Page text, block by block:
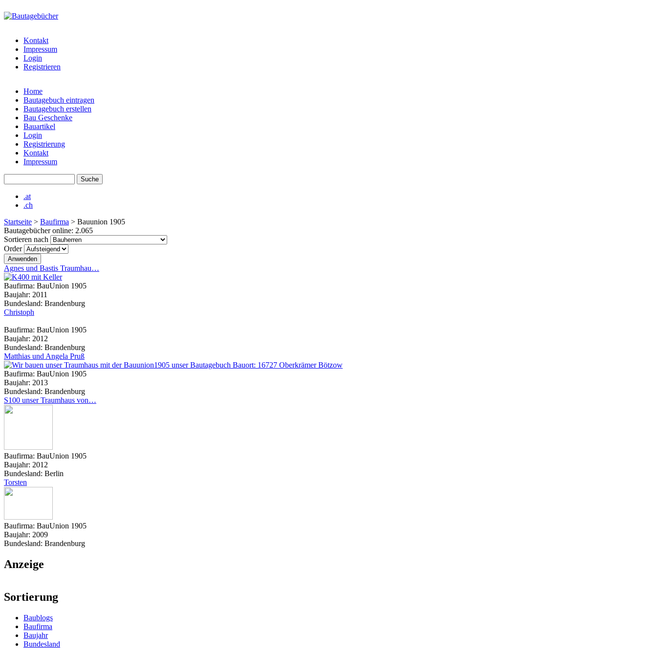
bautagebuch-
liste.de
Kontakt
Impressum
Login
Registrieren
Hauptmenü
Home
Bautagebuch eintragen
Bautagebuch erstellen
Bau Geschenke
Bauartikel
Login
Registrierung
Kontakt
Impressum
.at
.ch
Startseite > Baufirma > Bauunion 1905
Bautagebücher online: 2.065
Sortieren nach
Order
Agnes und Bastis Traumhau…
Baufirma: BauUnion 1905
Baujahr: 2011
Bundesland: Brandenburg
Christoph
Baufirma: BauUnion 1905
Baujahr: 2012
Bundesland: Brandenburg
Matthias und Angela Pruß
Baufirma: BauUnion 1905
Baujahr: 2013
Bundesland: Brandenburg
S100 unser Traumhaus von…
Baufirma: BauUnion 1905
Baujahr: 2012
Bundesland: Berlin
Torsten
Baufirma: BauUnion 1905
Baujahr: 2009
Bundesland: Brandenburg
Anzeige
Sortierung
Baublogs
Baufirma
Baujahr
Bundesland